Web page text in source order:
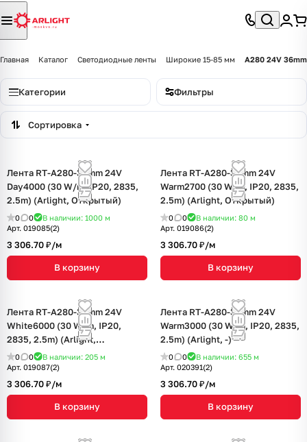
Главная Каталог Светодиодные ленты Широкие 15-85 мм A280 24V
Категории Фильтры
Сортировка
Лента RT-A280-36mm 24V
Day4000 (30 W/m, IP20, 2835,
2.5m) (Arlight, Открытый)
0 0 В наличии: 1000 м
Арт. 019085(2)
3 306.70 ₽/м
В корзину
Лента RT-A280-36mm 24V
Warm2700 (30 W/m, IP20, 2835,
2.5m) (Arlight, Открытый)
0 0 В наличии: 80 м
Арт. 019086(2)
3 306.70 ₽/м
В корзину
Лента RT-A280-36mm 24V
White6000 (30 W/m, IP20,
2835, 2.5m) (Arlight,
Открытый)
0 0 В наличии: 205 м
Арт. 019087(2)
3 306.70 ₽/м
В корзину
Лента RT-A280-36mm 24V
Warm3000 (30 W/m, IP20, 2835,
2.5m) (Arlight, -)
0 0 В наличии: 655 м
Арт. 020391(2)
3 306.70 ₽/м
В корзину